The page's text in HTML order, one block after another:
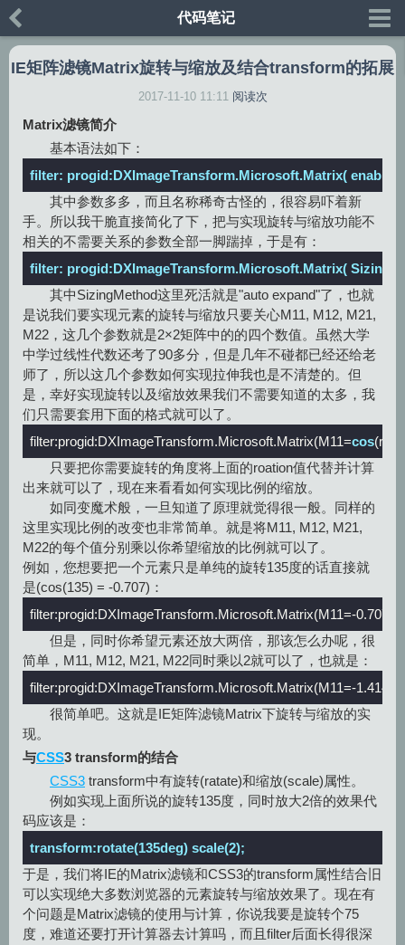
代码笔记
IE矩阵滤镜Matrix旋转与缩放及结合transform的拓展
2017-11-10 11:11 阅读次
Matrix滤镜简介
基本语法如下：
filter: progid:DXImageTransform.Microsoft.Matrix( enabled=
其中参数多多，而且名称稀奇古怪的，很容易吓着新
手。所以我干脆直接简化了下，把与实现旋转与缩放功能不
相关的不需要关系的参数全部一脚踹掉，于是有：
filter: progid:DXImageTransform.Microsoft.Matrix(
其中SizingMethod这里死活就是"auto expand"了，也就
是说我们要实现元素的旋转与缩放只要关心M11, M12, M21,
M22 ，这几个参数就是2×2矩阵中的的四个数值。虽然大学
中学过线性代数还考了90多分，但是几年不碰都已经还给老
师了，所以这几个参数如何实现拉伸我也是不清楚的。但
是，幸好实现旋转以及缩放效果我们不需要知道的太多，我
们只需要套用下面的格式就可以了。
filter:progid:DXImageTransform.Microsoft.Matrix(M11=cos
只要把你需要旋转的角度将上面的roation值代替并计算
出来就可以了，现在来看看如何实现比例的缩放。
如同变魔术般，一旦知道了原理就觉得很一般。同样的
这里实现比例的改变也非常简单。就是将M11, M12, M21,
M22的每个值分别乘以你希望缩放的比例就可以了。
例如，您想要把一个元素只是单纯的旋转135度的话直接就
是(cos(135) = -0.707)：
filter:progid:DXImageTransform.Microsoft.Matrix(M11=-0.707
但是，同时你希望元素还放大两倍，那该怎么办呢，很
简单， M11, M12, M21, M22同时乘以2就可以了，也就是：
filter:progid:DXImageTransform.Microsoft.Matrix(M11=-1.414
很简单吧。这就是IE矩阵滤镜Matrix下旋转与缩放的实
现。
与CSS3 transform的结合
CSS3 transform中有旋转(ratate)和缩放(scale)属性。
例如实现上面所说的旋转135度，同时放大2倍的效果代
码应该是：
transform:rotate(135deg) scale(2);
于是，我们将IE的Matrix滤镜和CSS3的transform属性结合旧
可以实现绝大多数浏览器的元素旋转与缩放效果了。现在有
个问题是Matrix滤镜的使用与计算，你说我要是旋转个75
度，难道还要打开计算器去计算吗，而且filter后面长得很深